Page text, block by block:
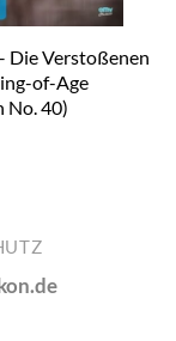
Die Verstoßenen
of-Age
No. 40)